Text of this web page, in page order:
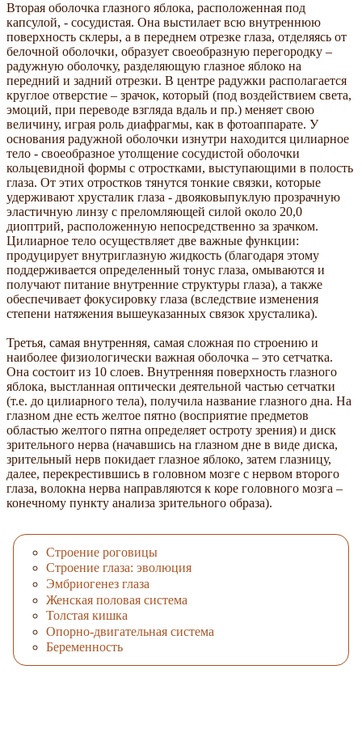
Вторая оболочка глазного яблока, расположенная под
капсулой, - сосудистая. Она выстилает всю внутреннюю
поверхность склеры, а в переднем отрезке глаза, отделяясь от
белочной оболочки, образует своеобразную перегородку –
радужную оболочку, разделяющую глазное яблоко на
передний и задний отрезки. В центре радужки располагается
круглое отверстие – зрачок, который (под воздействием света,
эмоций, при переводе взгляда вдаль и пр.) меняет свою
величину, играя роль диафрагмы, как в фотоаппарате. У
основания радужной оболочки изнутри находится цилиарное
тело - своеобразное утолщение сосудистой оболочки
кольцевидной формы с отростками, выступающими в полость
глаза. От этих отростков тянутся тонкие связки, которые
удерживают хрусталик глаза - двояковыпуклую прозрачную
эластичную линзу с преломляющей силой около 20,0
диоптрий, расположенную непосредственно за зрачком.
Цилиарное тело осуществляет две важные функции:
продуцирует внутриглазную жидкость (благодаря этому
поддерживается определенный тонус глаза, омываются и
получают питание внутренние структуры глаза), а также
обеспечивает фокусировку глаза (вследствие изменения
степени натяжения вышеуказанных связок хрусталика).
Третья, самая внутренняя, самая сложная по строению и
наиболее физиологически важная оболочка – это сетчатка.
Она состоит из 10 слоев. Внутренняя поверхность глазного
яблока, выстланная оптически деятельной частью сетчатки
(т.е. до цилиарного тела), получила название глазного дна. На
глазном дне есть желтое пятно (восприятие предметов
областью желтого пятна определяет остроту зрения) и диск
зрительного нерва (начавшись на глазном дне в виде диска,
зрительный нерв покидает глазное яблоко, затем глазницу,
далее, перекрестившись в головном мозге с нервом второго
глаза, волокна нерва направляются к коре головного мозга –
конечному пункту анализа зрительного образа).
Строение роговицы
Строение глаза: эволюция
Эмбриогенез глаза
Женская половая система
Толстая кишка
Опорно-двигательная система
Беременность